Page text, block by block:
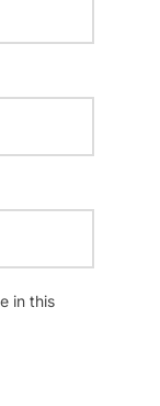
in this